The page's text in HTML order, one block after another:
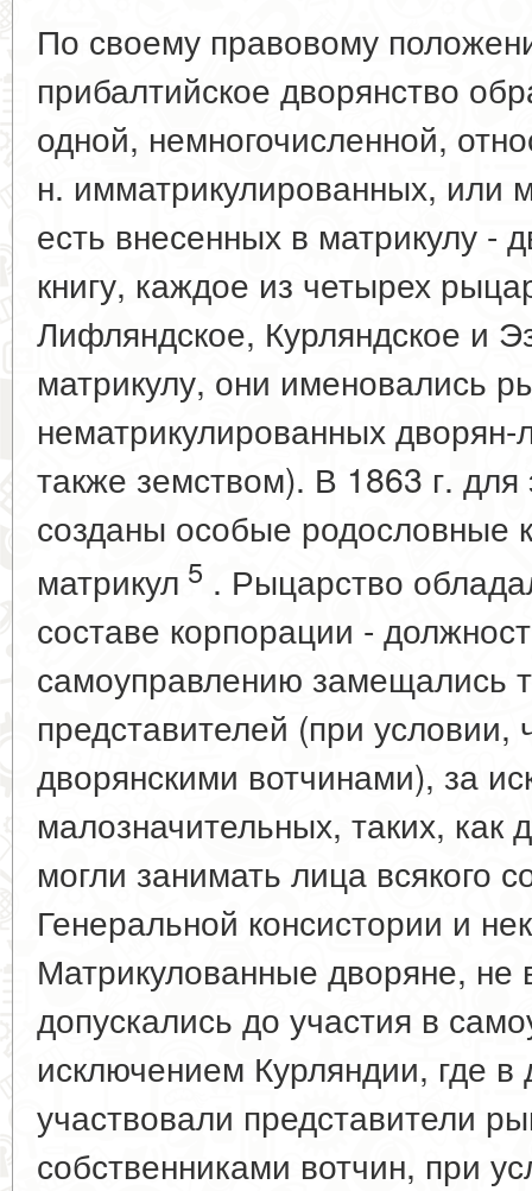
По своему правовому
прибалтийское дворянство
одной, немногочисленной,
н. имматрикулированных, или
есть внесенных в матрикулу -
книгу, каждое из четырех
Лифляндское, Курляндское и
матрикулу, они именовались
нематрикулированных
также земством). В 1863 г. для
созданы особые родословные
матрикул 5 . Рыцарство
составе корпорации -
самоуправлению замещались
представителей (при условии,
дворянскими вотчинами), за
малозначительных, таких, как
могли занимать лица всякого
Генеральной консистории и
Матрикулованные дворяне,
допускались до участия в
исключением Курляндии, где в
участвовали представители
собственниками вотчин, при